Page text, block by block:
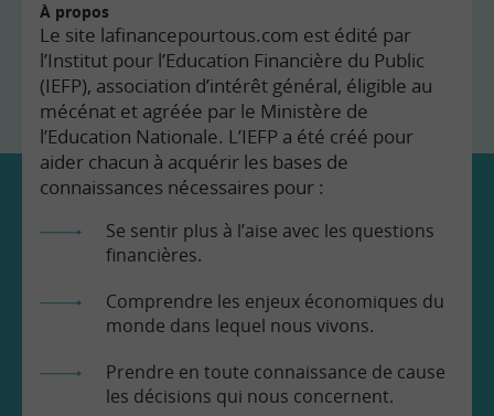
À propos
Le site lafinancepourtous.com est édité par
l’Institut pour l’Education Financière du Public
(IEFP), association d’intérêt général, éligible au
mécénat et agréée par le Ministère de
l’Education Nationale. L’IEFP a été créé pour
aider chacun à acquérir les bases de
connaissances nécessaires pour :
Se sentir plus à l’aise avec les questions
financières.
Comprendre les enjeux économiques du
monde dans lequel nous vivons.
Prendre en toute connaissance de cause
les décisions qui nous concernent.